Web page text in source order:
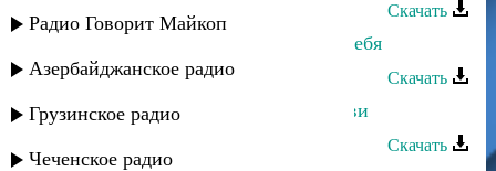
Радио Говорит Майкоп
Азербайджанское радио
Грузинское радио
Чеченское радио
Скачать
Аслан Гусейнов - Сильно люблю тебя
Скачать
Аслан Гусейнов - Расскажи о любви
Скачать